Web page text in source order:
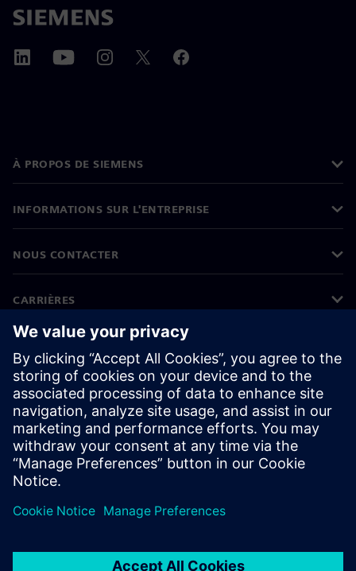
À PROPOS DE SIEMENS
INFORMATIONS SUR L'ENTREPRISE
NOUS CONTACTER
CARRIÈRES
©Siemens 2026
Informations sur l'entreprise
Protection des données
Avis relatif aux cookies
Conditions d'utilisation
ID numérique